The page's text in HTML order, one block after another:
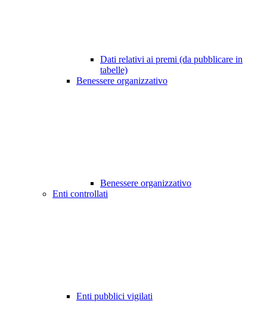
Dati relativi ai premi (da pubblicare in
tabelle)
Benessere organizzativo
Benessere organizzativo
Enti controllati
Enti pubblici vigilati